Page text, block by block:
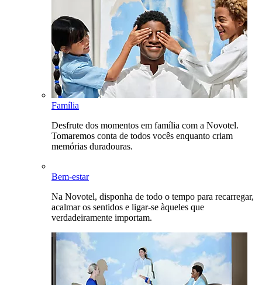
Família
Desfrute dos momentos em família com a Novotel.
Tomaremos conta de todos vocês enquanto criam
memórias duradouras.
Bem-estar
Na Novotel, disponha de todo o tempo para recarregar,
acalmar os sentidos e ligar-se àqueles que
verdadeiramente importam.